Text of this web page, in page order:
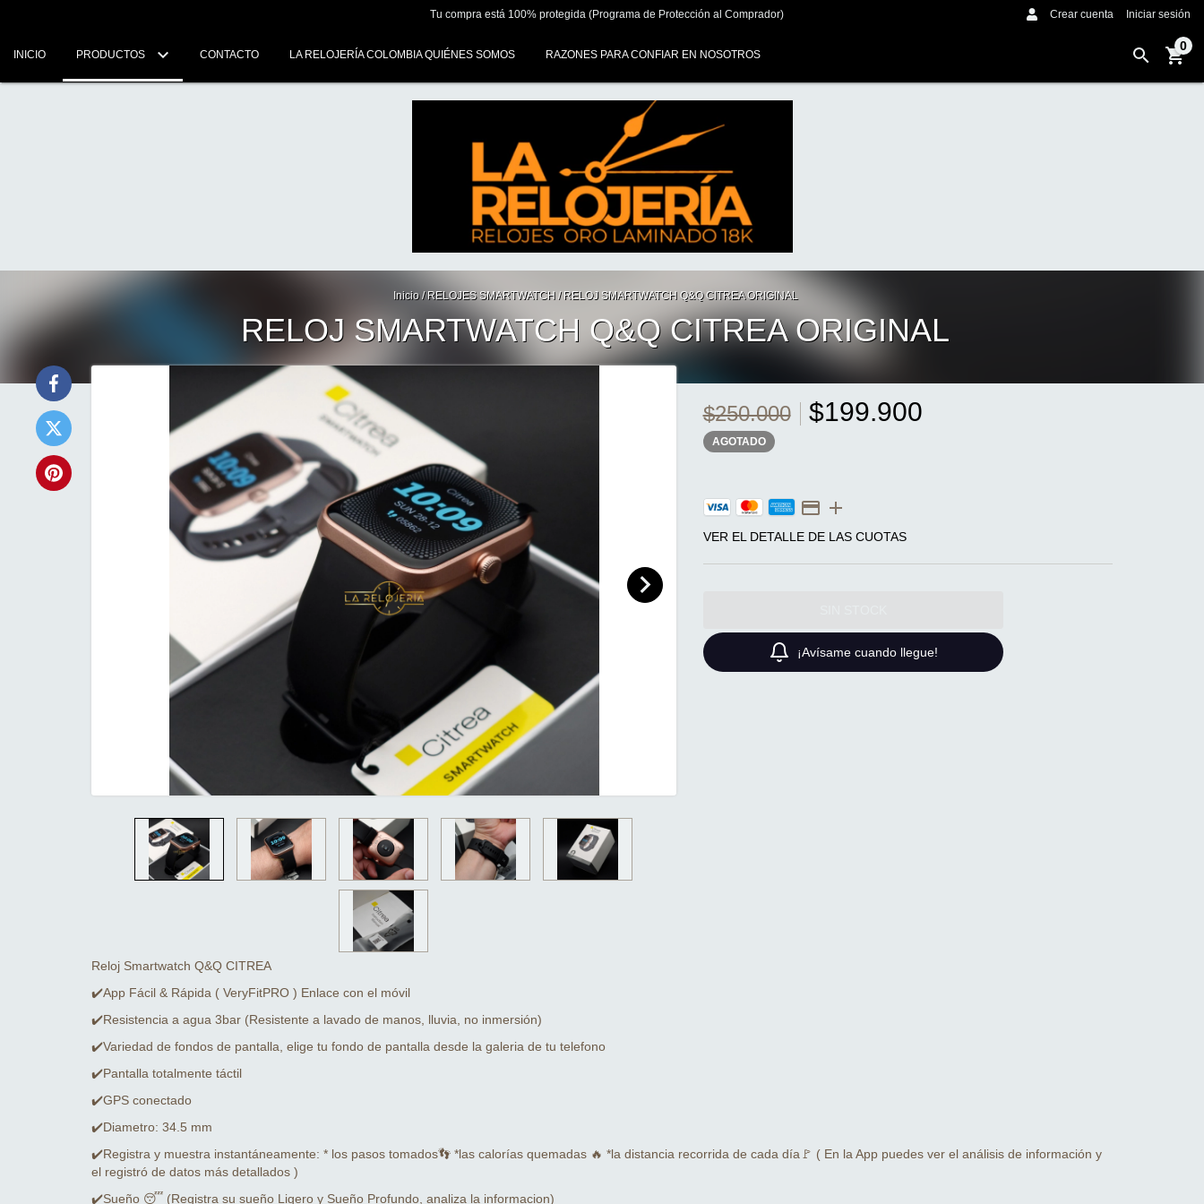
Tu compra está 100% protegida (Programa de Protección al Comprador) Crear cuenta Iniciar sesión
INICIO PRODUCTOS CONTACTO LA RELOJERÍA COLOMBIA QUIÉNES SOMOS RAZONES PARA CONFIAR EN NOSOTROS
0
Inicio / RELOJES SMARTWATCH / RELOJ SMARTWATCH Q&Q CITREA ORIGINAL
RELOJ SMARTWATCH Q&Q CITREA ORIGINAL
$250.000 $199.900
AGOTADO
VER EL DETALLE DE LAS CUOTAS
¡Avísame cuando llegue!
Reloj Smartwatch Q&Q CITREA
✔️App Fácil & Rápida ( VeryFitPRO ) Enlace con el móvil
✔️Resistencia a agua 3bar (Resistente a lavado de manos, lluvia, no inmersión)
✔️Variedad de fondos de pantalla, elige tu fondo de pantalla desde la galeria de tu telefono
✔️Pantalla totalmente táctil
✔️GPS conectado
✔️Diametro: 34.5 mm
✔️Registra y muestra instantáneamente: * los pasos tomados👣 *las calorías quemadas 🔥 *la distancia recorrida de cada día🚩 ( En la App puedes ver el análisis de información y
el registró de datos más detallados )
✔️Sueño 😴 (Registra su sueño Ligero y Sueño Profundo, analiza la informacion)